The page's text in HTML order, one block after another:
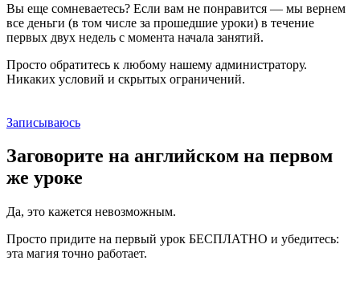
Вы еще сомневаетесь? Если вам не понравится — мы вернем
все деньги (в том числе за прошедшие уроки) в течение
первых двух недель с момента начала занятий.
Просто обратитесь к любому нашему администратору.
Никаких условий и скрытых ограничений.
Записываюсь
Заговорите на английском на первом
же уроке
Да, это кажется невозможным.
Просто придите на первый урок БЕСПЛАТНО и убедитесь:
эта магия точно работает.